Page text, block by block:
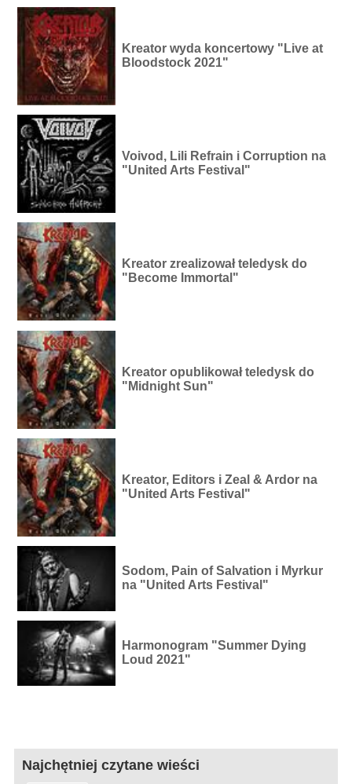
Kreator wyda koncertowy "Live at
Bloodstock 2021"
Voivod, Lili Refrain i Corruption na
"United Arts Festival"
Kreator zrealizował teledysk do
"Become Immortal"
Kreator opublikował teledysk do
"Midnight Sun"
Kreator, Editors i Zeal & Ardor na
"United Arts Festival"
Sodom, Pain of Salvation i Myrkur
na "United Arts Festival"
Harmonogram "Summer Dying
Loud 2021"
Najchętniej czytane wieści